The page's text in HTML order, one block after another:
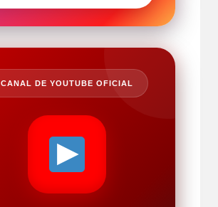
CANAL DE YOUTUBE OFICIAL